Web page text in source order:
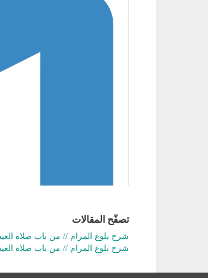
تصفّح المقالات
شرح بلوغ المرام // من باب صلاة
شرح بلوغ المرام // من باب صلاة